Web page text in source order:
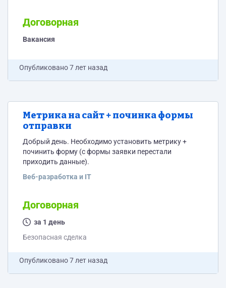
Договорная
Вакансия
Опубликовано7 лет назад
Метрика на сайт + починка формы
отправки
Добрый день. Необходимо установить метрику +
починить форму (с формы заявки перестали
приходить данные).
Веб-разработка и IT
Договорная
за 1 день
Безопасная сделка
Опубликовано7 лет назад